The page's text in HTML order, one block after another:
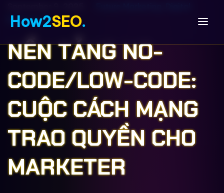
How2SEO.
Marketing
NỀN TẢNG NO-
CODE/LOW-CODE:
CUỘC CÁCH MẠNG
TRAO QUYỀN CHO
MARKETER